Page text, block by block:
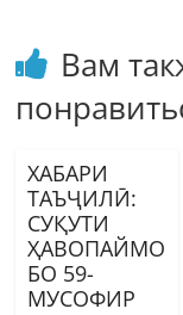
Вам
ХАБАРИ
ТАЪҶИЛӢ:
СУҚУТИ
ҲАВОПАЙМО
БО 59-
МУСОФИР